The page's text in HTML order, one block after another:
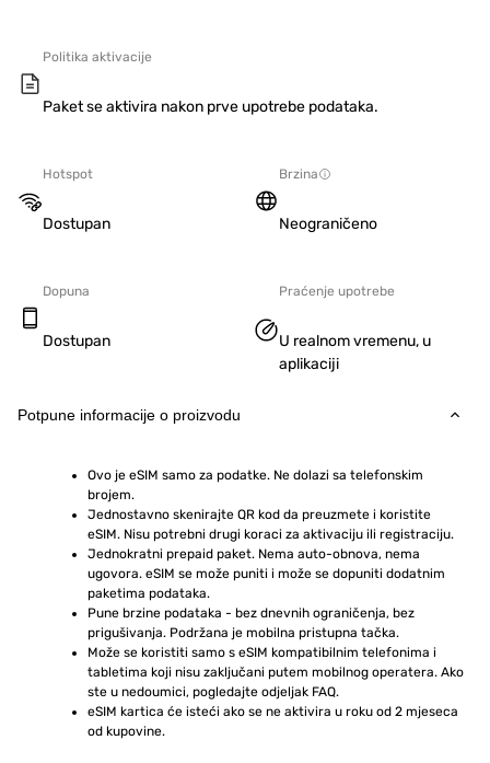
Politika aktivacije
Paket se aktivira nakon prve upotrebe podataka.
Hotspot
Dostupan
Brzina
Neograničeno
Dopuna
Dostupan
Praćenje upotrebe
U realnom vremenu, u
aplikaciji
Potpune informacije o proizvodu
Ovo je eSIM samo za podatke. Ne dolazi sa telefonskim
brojem.
Jednostavno skenirajte QR kod da preuzmete i koristite
eSIM. Nisu potrebni drugi koraci za aktivaciju ili registraciju.
Jednokratni prepaid paket. Nema auto-obnova, nema
ugovora. eSIM se može puniti i može se dopuniti dodatnim
paketima podataka.
Pune brzine podataka - bez dnevnih ograničenja, bez
prigušivanja. Podržana je mobilna pristupna tačka.
Može se koristiti samo s eSIM kompatibilnim telefonima i
tabletima koji nisu zaključani putem mobilnog operatera. Ako
ste u nedoumici, pogledajte odjeljak FAQ.
eSIM kartica će isteći ako se ne aktivira u roku od 2 mjeseca
od kupovine.